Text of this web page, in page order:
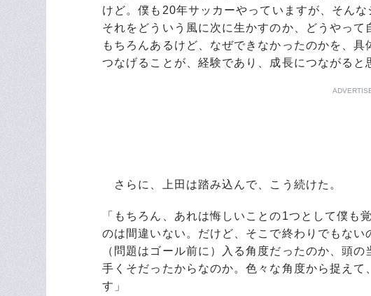
けど。僕も20年サッカーやっていますが、そん
それをどういう風に次に生かすのか、どうやっ
もちろんあるけど、なぜできなかったのかを、
つなげることが、経験であり、成長につながると
さらに、上田は踏み込んで、こう続けた。
「もちろん、あれは悔しいことの1つとして僕も
のは間違いない。だけど、そこで終わりでもな
（問題はゴール前に）入る角度だったのか、頭
手くそだったからなのか。色々な角度から捉え
す」